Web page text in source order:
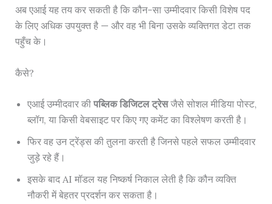
अब एआई यह तय कर सकती है कि कौन-सा उम्मीदवार किसी विशेष पद
के लिए अधिक उपयुक्त है — और वह भी बिना उसके व्यक्तिगत डेटा तक
पहुँच के।
कैसे?
एआई उम्मीदवार की पब्लिक डिजिटल ट्रेसजैसे सोशल मीडिया पोस्ट,
ब्लॉग, या किसी वेबसाइट पर किए गए कमेंट का विश्लेषण करती है।
फिर वह उन ट्रेंड्स की तुलना करती है जिनसे पहले सफल उम्मीदवार
जुड़े रहे हैं।
इसके बाद AI मॉडल यह निष्कर्ष निकाल लेती है कि कौन व्यक्ति
नौकरी में बेहतर प्रदर्शन कर सकता है।